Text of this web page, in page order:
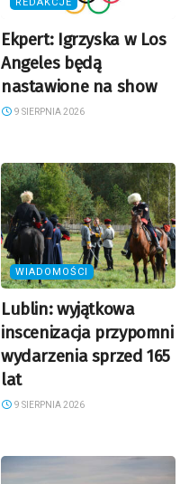
Ekpert: Igrzyska w Los
Angeles będą
nastawione na show
9 SIERPNIA 2026
WIADOMOŚCI
Lublin: wyjątkowa
inscenizacja przypomni
wydarzenia sprzed 165
lat
9 SIERPNIA 2026